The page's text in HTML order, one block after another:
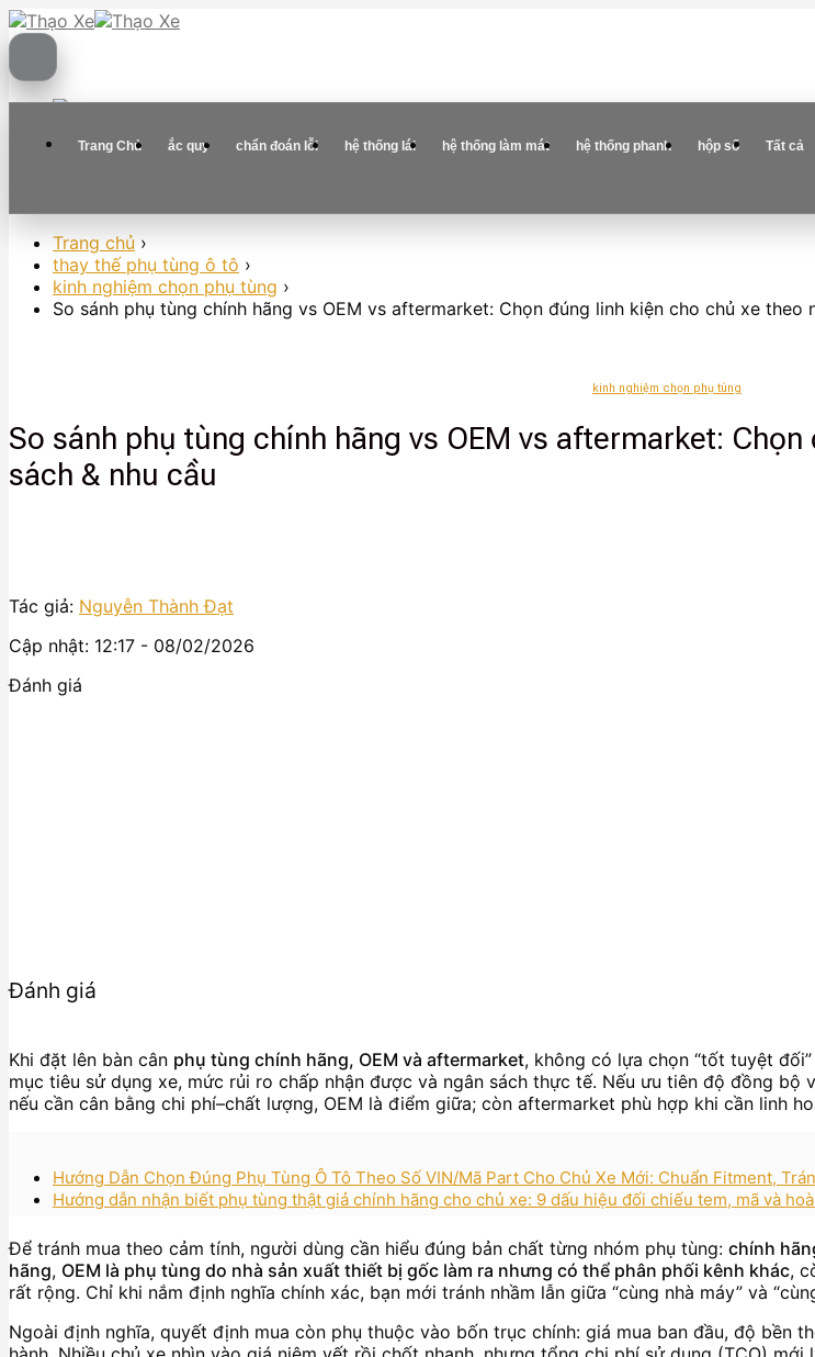
Skip
to
Trang Chủ ắc quy chẩn đoán lỗi hệ thống lái hệ thống làm mát hệ thống phanh hộp số Tất cả
Trang chủ ›
thay thế phụ tùng ô tô ›
kinh nghiệm chọn phụ tùng ›
So sánh phụ tùng chính hãng vs OEM vs aftermarket: Chọn đúng linh kiện cho chủ xe theo
kinh nghiệm chọn phụ tùng
So sánh phụ tùng chính hãng vs OEM vs aftermarket:
sách & nhu cầu
Tác giả: Nguyễn Thành Đạt
Cập nhật: 12:17 - 08/02/2026
Đánh giá
Đánh giá
Khi đặt lên bàn cân phụ tùng chính hãng, OEM và aftermarket, không có lựa chọn “tốt tuyệt
mục tiêu sử dụng xe, mức rủi ro chấp nhận được và ngân sách thực tế. Nếu ưu tiên độ đồng bộ
nếu cần cân bằng chi phí–chất lượng, OEM là điểm giữa; còn aftermarket phù hợp khi cần linh
Hướng Dẫn Chọn Đúng Phụ Tùng Ô Tô Theo Số VIN/Mã Part Cho Chủ Xe Mới: Chuẩn Fitment,
Hướng dẫn nhận biết phụ tùng thật giả chính hãng cho chủ xe: 9 dấu hiệu đối chiếu tem, mã và
Để tránh mua theo cảm tính, người dùng cần hiểu đúng bản chất từng nhóm phụ tùng: chính
hãng, OEM là phụ tùng do nhà sản xuất thiết bị gốc làm ra nhưng có thể phân phối kênh khác,
rất rộng. Chỉ khi nắm định nghĩa chính xác, bạn mới tránh nhầm lẫn giữa “cùng nhà máy” và
Ngoài định nghĩa, quyết định mua còn phụ thuộc vào bốn trục chính: giá mua ban đầu, độ bền